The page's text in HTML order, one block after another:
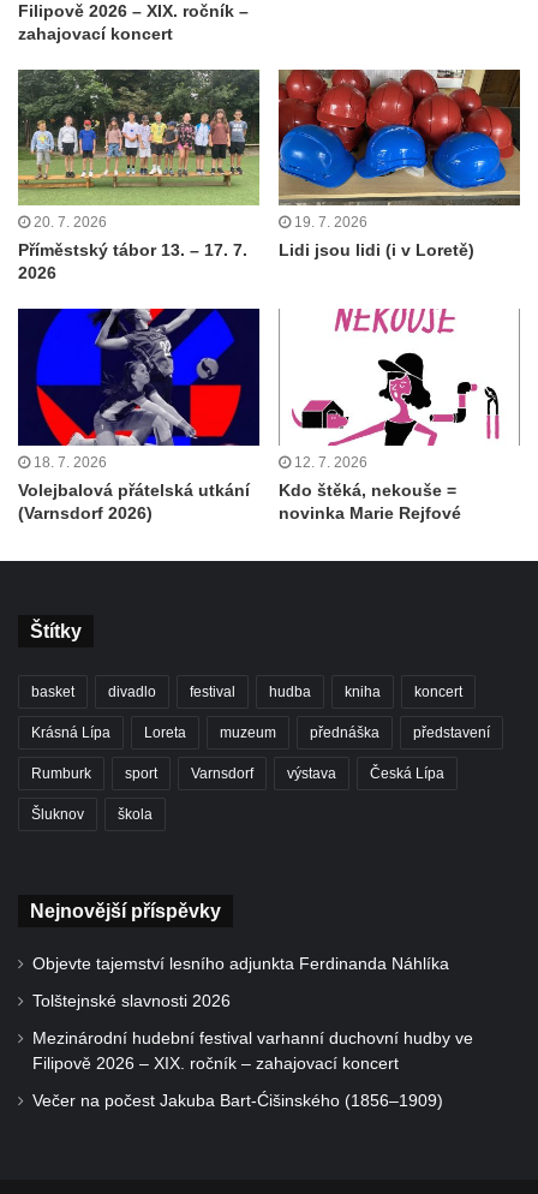
Filipově 2026 – XIX. ročník –
zahajovací koncert
20. 7. 2026
Příměstský tábor 13. – 17. 7.
2026
19. 7. 2026
Lidi jsou lidi (i v Loretě)
18. 7. 2026
Volejbalová přátelská utkání
(Varnsdorf 2026)
12. 7. 2026
Kdo štěká, nekouše =
novinka Marie Rejfové
Štítky
basket divadlo festival hudba kniha koncert
Krásná Lípa Loreta muzeum přednáška představení
Rumburk sport Varnsdorf výstava Česká Lípa
Šluknov škola
Nejnovější příspěvky
Objevte tajemství lesního adjunkta Ferdinanda Náhlíka
Tolštejnské slavnosti 2026
Mezinárodní hudební festival varhanní duchovní hudby ve
Filipově 2026 – XIX. ročník – zahajovací koncert
Večer na počest Jakuba Bart-Ćišinského (1856–1909)